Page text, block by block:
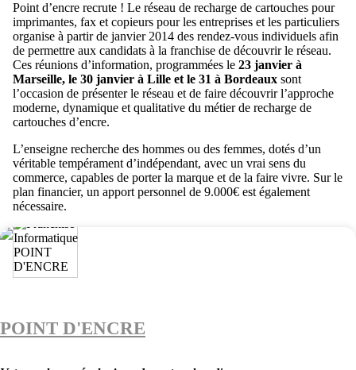
Point d’encre recrute ! Le réseau de recharge de cartouches pour
imprimantes, fax et copieurs pour les entreprises et les particuliers
organise à partir de janvier 2014 des rendez-vous individuels afin
de permettre aux candidats à la franchise de découvrir le réseau.
Ces réunions d’information, programmées le 23 janvier à
Marseille, le 30 janvier à Lille et le 31 à Bordeaux sont
l’occasion de présenter le réseau et de faire découvrir l’approche
moderne, dynamique et qualitative du métier de recharge de
cartouches d’encre.
L’enseigne recherche des hommes ou des femmes, dotés d’un
véritable tempérament d’indépendant, avec un vrai sens du
commerce, capables de porter la marque et de la faire vivre. Sur le
plan financier, un apport personnel de 9.000€ est également
nécessaire.
POINT D'ENCRE